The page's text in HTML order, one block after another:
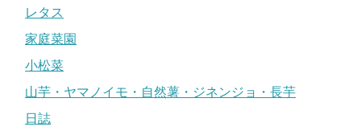
レタス
家庭菜園
小松菜
山芋・ヤマノイモ・自然薯・ジネンジョ・長芋
日誌